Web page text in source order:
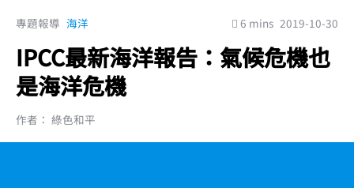
專題報導 海洋 6 mins 2019-10-30
IPCC最新海洋報告：氣候危機也
是海洋危機
作者： 綠色和平